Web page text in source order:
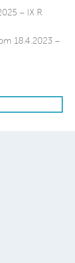
– IX R
18.4.2023 –